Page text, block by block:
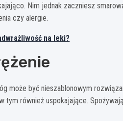
Nim jednak zaczniesz
czy alergie.
na leki?
może być nieszablonowym
tym również uspokajające.